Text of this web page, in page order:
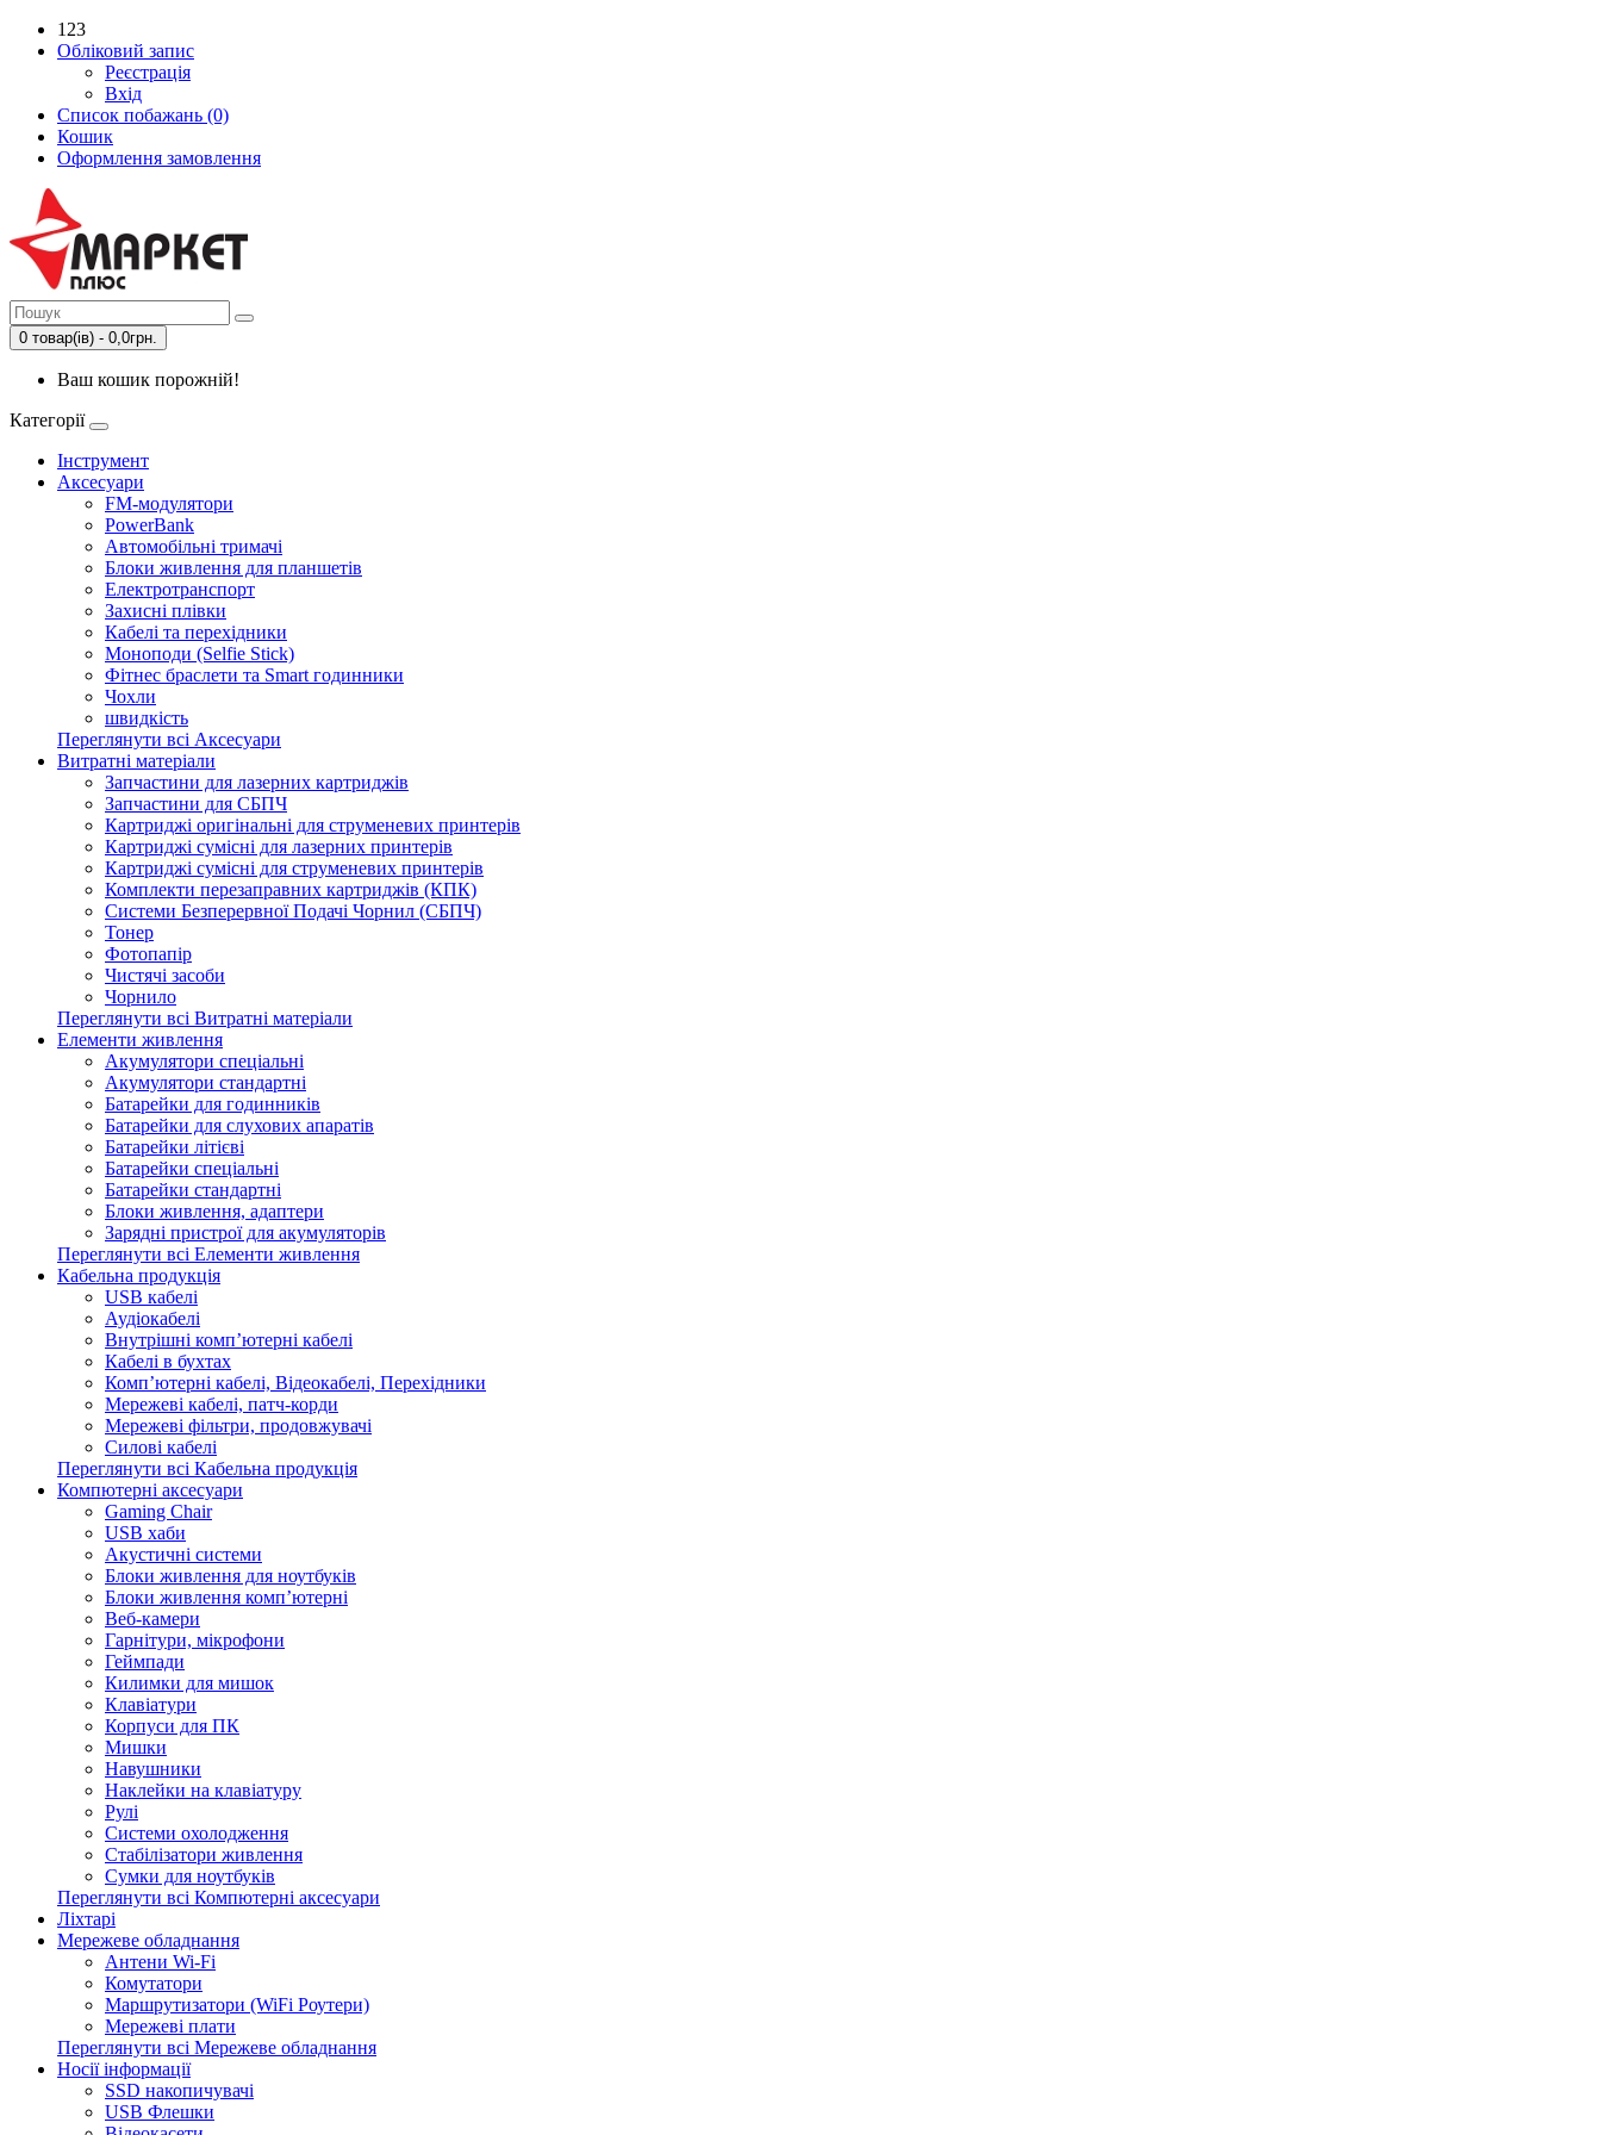
123
Обліковий запис
Реєстрація
Вхід
Список побажань (0)
Кошик
Оформлення замовлення
0 товар(ів) - 0,0грн.
Ваш кошик порожній!
Категорії
Інструмент
Аксесуари
FM-модулятори
PowerBank
Автомобільні тримачі
Блоки живлення для планшетів
Електротранспорт
Захисні плівки
Кабелі та перехідники
Моноподи (Selfie Stick)
Фітнес браслети та Smart годинники
Чохли
швидкість
Переглянути всі Аксесуари
Витратні матеріали
Запчастини для лазерних картриджів
Запчастини для СБПЧ
Картриджі оригінальні для струменевих принтерів
Картриджі сумісні для лазерних принтерів
Картриджі сумісні для струменевих принтерів
Комплекти перезаправних картриджів (КПК)
Системи Безперервної Подачі Чорнил (СБПЧ)
Тонер
Фотопапір
Чистячі засоби
Чорнило
Переглянути всі Витратні матеріали
Елементи живлення
Акумулятори спеціальні
Акумулятори стандартні
Батарейки для годинників
Батарейки для слухових апаратів
Батарейки літієві
Батарейки спеціальні
Батарейки стандартні
Блоки живлення, адаптери
Зарядні пристрої для акумуляторів
Переглянути всі Елементи живлення
Кабельна продукція
USB кабелі
Аудіокабелі
Внутрішні комп’ютерні кабелі
Кабелі в бухтах
Комп’ютерні кабелі, Відеокабелі, Перехідники
Мережеві кабелі, патч-корди
Мережеві фільтри, продовжувачі
Силові кабелі
Переглянути всі Кабельна продукція
Компютерні аксесуари
Gaming Chair
USB хаби
Акустичні системи
Блоки живлення для ноутбуків
Блоки живлення комп’ютерні
Веб-камери
Гарнітури, мікрофони
Геймпади
Килимки для мишок
Клавіатури
Корпуси для ПК
Мишки
Навушники
Наклейки на клавіатуру
Рулі
Системи охолодження
Стабілізатори живлення
Сумки для ноутбуків
Переглянути всі Компютерні аксесуари
Ліхтарі
Мережеве обладнання
Антени Wi-Fi
Комутатори
Маршрутизатори (WiFi Роутери)
Мережеві плати
Переглянути всі Мережеве обладнання
Носії інформації
SSD накопичувачі
USB Флешки